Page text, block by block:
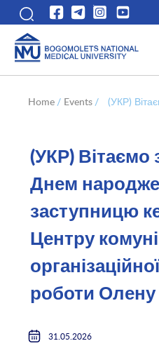
Home / Events / (УКР)
(УКР) Вітаємо
Днем
заступницю
Центру
роботи Олену
31.05.2026